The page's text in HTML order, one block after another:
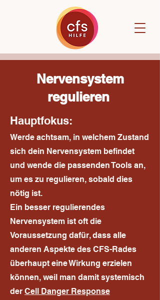
Nervensystem
regulieren
Hauptfokus:
Werde achtsam, in welchem Zustand
sich dein Nervensystem befindet
und wende die passenden Tools an,
um es zu regulieren, sobald dies
nötig ist.
Ein besser regulierendes
Nervensystem ist oft die
Voraussetzung dafür, dass alle
anderen Aspekte des CFS-Rades
überhaupt eine Wirkung erzielen
können, weil man damit systemisch
der Cell Danger Response